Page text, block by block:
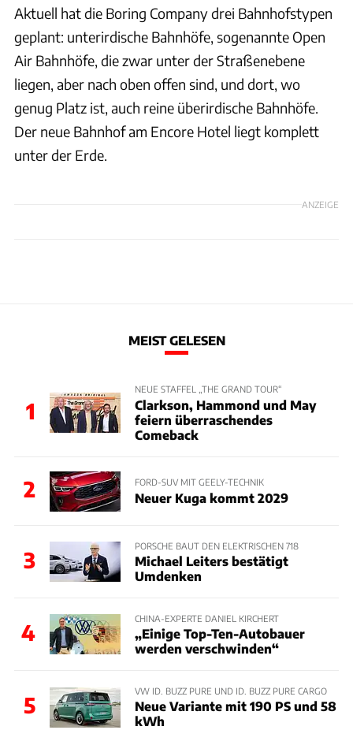
Aktuell hat die Boring Company drei Bahnhofstypen
geplant: unterirdische Bahnhöfe, sogenannte Open
Air Bahnhöfe, die zwar unter der Straßenebene
liegen, aber nach oben offen sind, und dort, wo
genug Platz ist, auch reine überirdische Bahnhöfe.
Der neue Bahnhof am Encore Hotel liegt komplett
unter der Erde.
ANZEIGE
MEIST GELESEN
1
NEUE STAFFEL „THE GRAND TOUR“
Clarkson, Hammond und May
feiern überraschendes
Comeback
2 FORD-SUV MIT GEELY-TECHNIK
Neuer Kuga kommt 2029
3
PORSCHE BAUT DEN ELEKTRISCHEN 718
Michael Leiters bestätigt
Umdenken
4
CHINA-EXPERTE DANIEL KIRCHERT
„Einige Top-Ten-Autobauer
werden verschwinden“
5
VW ID. BUZZ PURE UND ID. BUZZ PURE CARGO
Neue Variante mit 190 PS und 58
kWh